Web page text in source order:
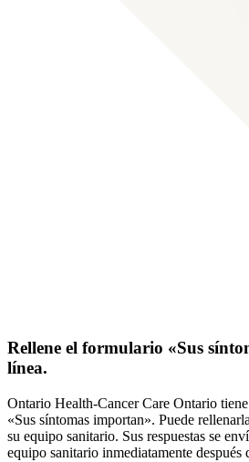
Rellene el formulario «Sus
línea.
Ontario Health-Cancer Care Ontario
«Sus síntomas importan». Puede
su equipo sanitario. Sus respuestas se
equipo sanitario inmediatamente después